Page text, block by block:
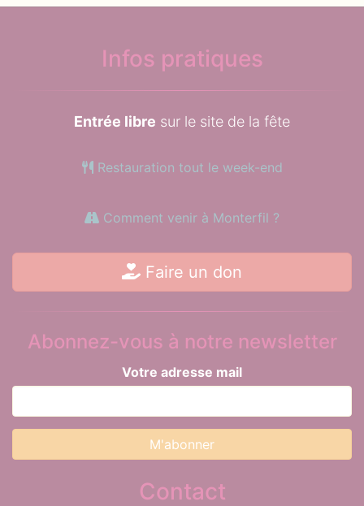
Infos pratiques
Entrée libre sur le site de la fête
Restauration tout le week-end
Comment venir à Monterfil ?
Faire un don
Abonnez-vous à notre newsletter
Votre adresse mail
Contact